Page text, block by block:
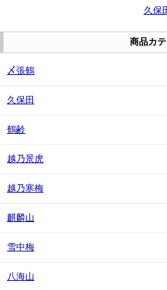
久保
商品カテ
〆張鶴
久保田
鶴齢
越乃景虎
越乃寒梅
麒麟山
雪中梅
八海山